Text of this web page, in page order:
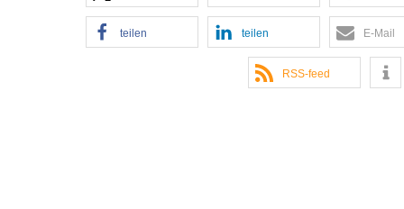
teilen teilen E-Mail
RSS-feed